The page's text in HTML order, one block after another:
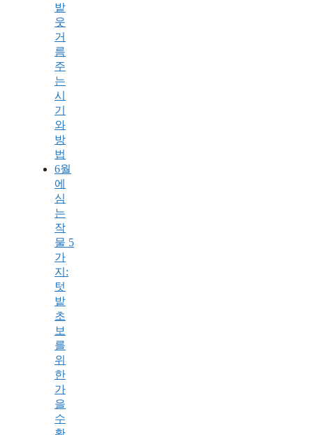
밭
웃
거
름
주
는
시
기
와
방
법
6월
에
심
는
작
물 5
가
지:
텃
밭
초
보
를
위
한
가
을
수